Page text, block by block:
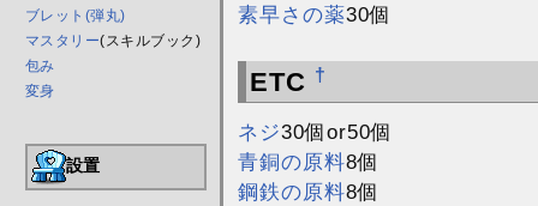
ブレット(弾丸)
マスタリー(スキルブック)
包み
変身
設置
素早さの薬30個
ETC †
ネジ30個or50個
青銅の原料8個
鋼鉄の原料8個